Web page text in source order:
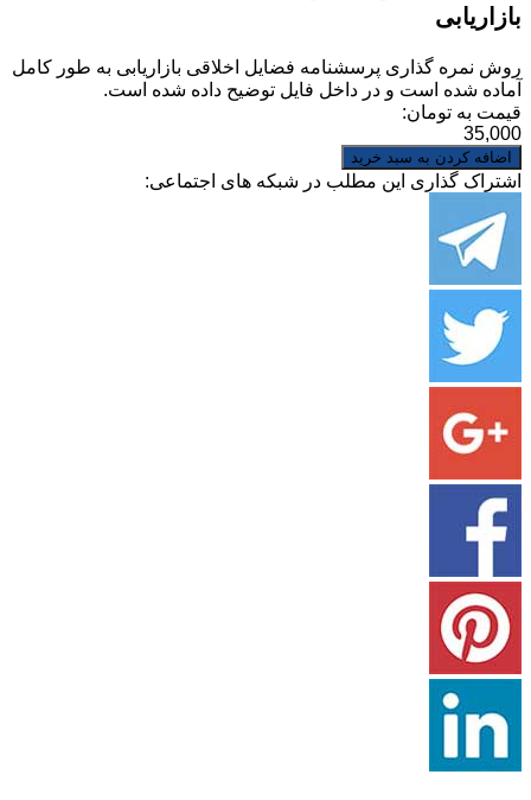
بازاریابی
روش نمره گذاری پرسشنامه فضایل اخلاقی بازاریابی به طور کامل
آماده شده است و در داخل فایل توضیح داده شده است.
قیمت به تومان:
35,000
اشتراک گذاری این مطلب در شبکه های اجتماعی: